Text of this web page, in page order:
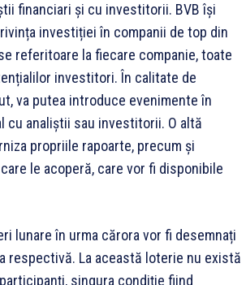
financiari și cu investitorii. BVB își
investiției în companii de top din
referitoare la fiecare companie, toate
investitori. În calitate de
va putea introduce evenimente în
cu analiștii sau investitorii. O altă
propriile rapoarte, precum și
le acoperă, care vor fi disponibile
lunare în urma cărora vor fi desemnați
La această loterie nu există
singura condiție fiind